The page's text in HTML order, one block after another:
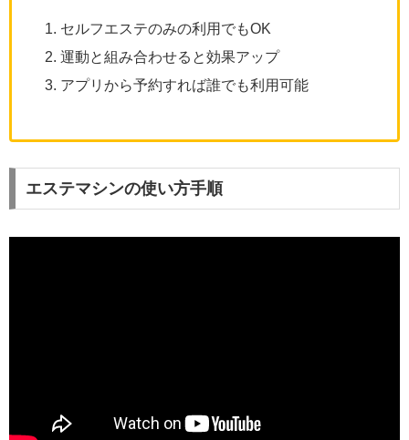
セルフエステのみの利用でもOK
運動と組み合わせると効果アップ
アプリから予約すれば誰でも利用可能
エステマシンの使い方手順